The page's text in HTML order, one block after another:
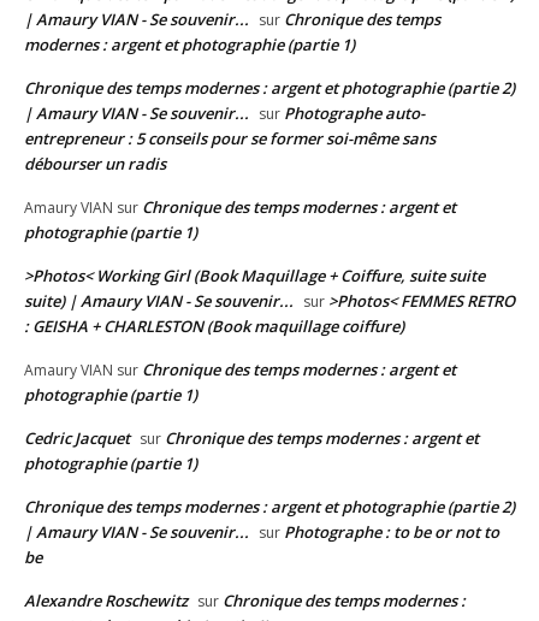
| Amaury VIAN - Se souvenir... sur Chronique des temps
modernes : argent et photographie (partie 1)
Chronique des temps modernes : argent et photographie (partie 2)
| Amaury VIAN - Se souvenir... sur Photographe auto-
entrepreneur : 5 conseils pour se former soi-même sans
débourser un radis
Amaury VIAN sur Chronique des temps modernes : argent et
photographie (partie 1)
>Photos< Working Girl (Book Maquillage + Coiffure, suite suite
suite) | Amaury VIAN - Se souvenir... sur >Photos< FEMMES RETRO
: GEISHA + CHARLESTON (Book maquillage coiffure)
Amaury VIAN sur Chronique des temps modernes : argent et
photographie (partie 1)
Cedric Jacquet sur Chronique des temps modernes : argent et
photographie (partie 1)
Chronique des temps modernes : argent et photographie (partie 2)
| Amaury VIAN - Se souvenir... sur Photographe : to be or not to
be
Alexandre Roschewitz sur Chronique des temps modernes :